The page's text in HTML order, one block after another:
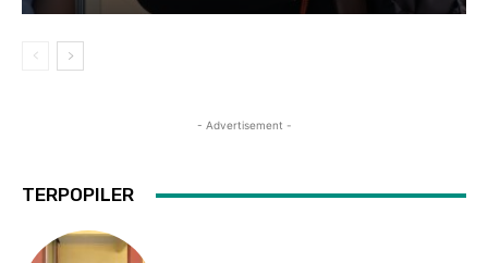
- Advertisement -
TERPOPILER